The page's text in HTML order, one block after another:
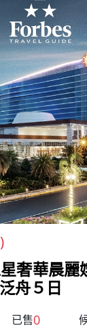
奢華晨麗
舟５日
已售0